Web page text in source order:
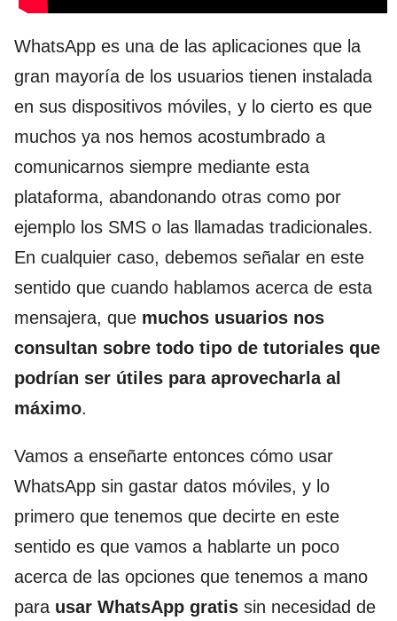
WhatsApp es una de las aplicaciones que la
gran mayoría de los usuarios tienen instalada
en sus dispositivos móviles, y lo cierto es que
muchos ya nos hemos acostumbrado a
comunicarnos siempre mediante esta
plataforma, abandonando otras como por
ejemplo los SMS o las llamadas tradicionales.
En cualquier caso, debemos señalar en este
sentido que cuando hablamos acerca de esta
mensajera, que muchos usuarios nos
consultan sobre todo tipo de tutoriales que
podrían ser útiles para aprovecharla al
máximo.
Vamos a enseñarte entonces cómo usar
WhatsApp sin gastar datos móviles, y lo
primero que tenemos que decirte en este
sentido es que vamos a hablarte un poco
acerca de las opciones que tenemos a mano
para usar WhatsApp gratis sin necesidad de